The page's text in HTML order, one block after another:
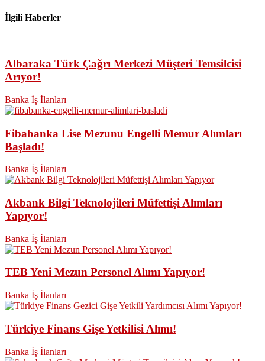
İlgili Haberler
Albaraka Türk Çağrı Merkezi Müşteri Temsilcisi
Arıyor!
Banka İş İlanları
Fibabanka Lise Mezunu Engelli Memur Alımları
Başladı!
Banka İş İlanları
Akbank Bilgi Teknolojileri Müfettişi Alımları
Yapıyor!
Banka İş İlanları
TEB Yeni Mezun Personel Alımı Yapıyor!
Banka İş İlanları
Türkiye Finans Gişe Yetkilisi Alımı!
Banka İş İlanları